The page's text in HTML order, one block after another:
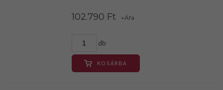
102.790 Ft +Áfa
db
KOSÁRBA